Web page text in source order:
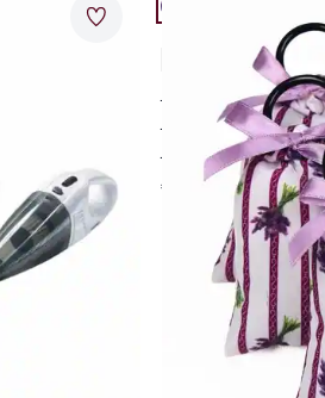
MerkzettelLavendel-
5,0 (2)
hält Motten fern
beruhigendes
einfach
€ 12,95